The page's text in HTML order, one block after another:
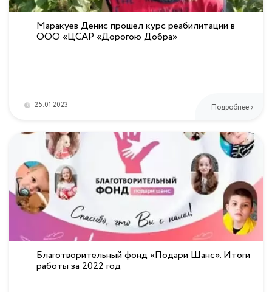
Маракуев Денис прошел курс реабилитации в
ООО «ЦСАР «Дорогою Добра»
25.01.2023 Подробнее ›
Благотворительный фонд «Подари Шанс». Итоги
работы за 2022 год